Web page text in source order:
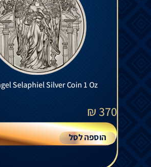
Selaphiel Silver Coin 1 Oz
370
₪
הוספה לסל